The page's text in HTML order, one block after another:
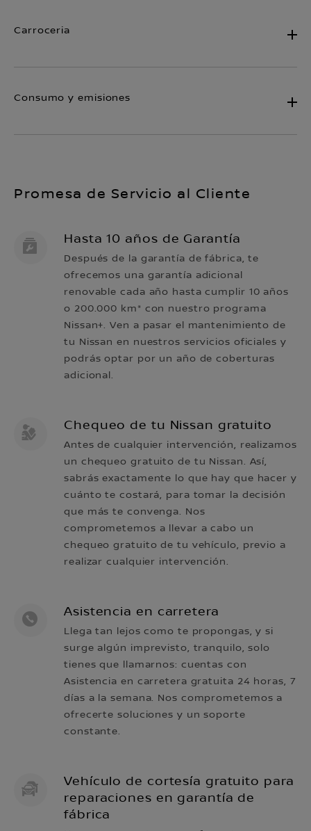
Carroceria
Consumo y emisiones
Promesa de Servicio al Cliente
Hasta 10 años de Garantía
Después de la garantía de fábrica, te
ofrecemos una garantía adicional
renovable cada año hasta cumplir 10 años
o 200.000 km* con nuestro programa
Nissan+. Ven a pasar el mantenimiento de
tu Nissan en nuestros servicios oficiales y
podrás optar por un año de coberturas
adicional.
Chequeo de tu Nissan gratuito
Antes de cualquier intervención, realizamos
un chequeo gratuito de tu Nissan. Así,
sabrás exactamente lo que hay que hacer y
cuánto te costará, para tomar la decisión
que más te convenga. Nos
comprometemos a llevar a cabo un
chequeo gratuito de tu vehículo, previo a
realizar cualquier intervención.
Asistencia en carretera
Llega tan lejos como te propongas, y si
surge algún imprevisto, tranquilo, solo
tienes que llamarnos: cuentas con
Asistencia en carretera gratuita 24 horas, 7
días a la semana. Nos comprometemos a
ofrecerte soluciones y un soporte
constante.
Vehículo de cortesía gratuito para
reparaciones en garantía de
fábrica